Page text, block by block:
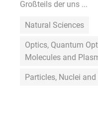
Großteils der uns ...
Natural Sciences
Optics, Quantum
Molecules and
Particles, Nuclei